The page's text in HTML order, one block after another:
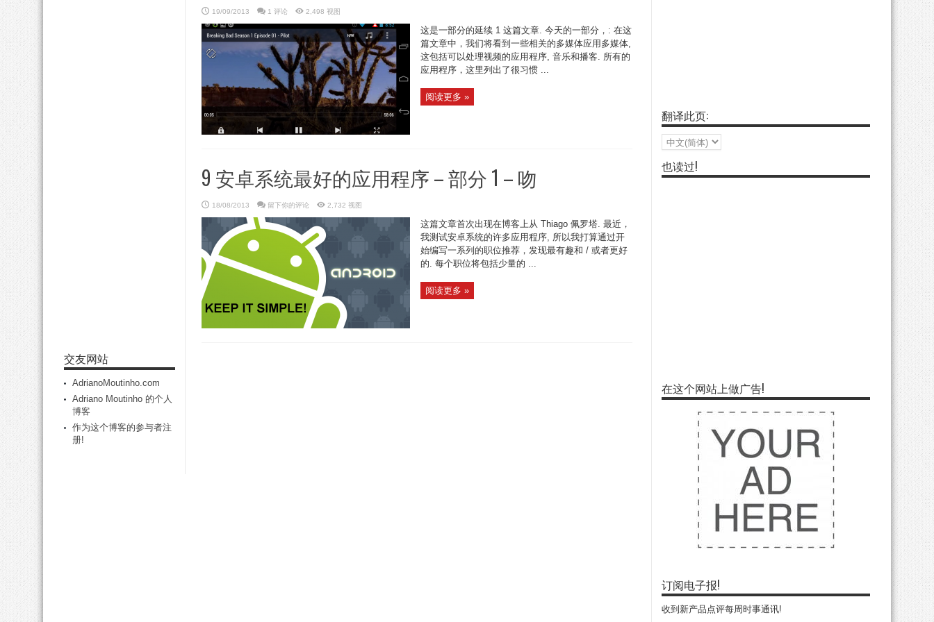
19/09/2013 1 评论 2,498 视图
这是一部分的延续 1 这篇文章. 今天的一部分，: 在这
篇文章中，我们将看到一些相关的多媒体应用多媒体,
这包括可以处理视频的应用程序, 音乐和播客. 所有的
应用程序，这里列出了很习惯 ...
阅读更多 »
9 安卓系统最好的应用程序 – 部分 1 – 吻
18/08/2013 留下你的评论 2,732 视图
这篇文章首次出现在博客上从 Thiago 佩罗塔. 最近，
我测试安卓系统的许多应用程序, 所以我打算通过开
始编写一系列的职位推荐，发现最有趣和 / 或者更好
的. 每个职位将包括少量的 ...
阅读更多 »
交友网站
AdrianoMoutinho.com
Adriano Moutinho 的个人
博客
作为这个博客的参与者注
册!
翻译此页:
也读过!
在这个网站上做广告!
订阅电子报!
收到新产品点评每周时事通讯!